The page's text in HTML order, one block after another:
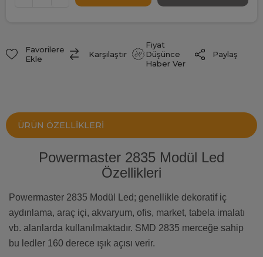
Favorilere
Ekle
Karşılaştır
Fiyat
Düşünce
Haber Ver
Paylaş
ÜRÜN ÖZELLIKLERI
Powermaster 2835 Modül Led
Özellikleri
Powermaster 2835 Modül Led; genellikle dekoratif iç
aydınlama, araç içi, akvaryum, ofis, market, tabela imalatı
vb. alanlarda kullanılmaktadır. SMD 2835 merceğe sahip
bu ledler 160 derece ışık açısı verir.